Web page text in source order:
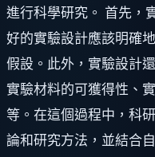
進行科學研究。 首先，
好的實驗設計應該明確
假設。此外，實驗設計
實驗材料的可獲得性、
等。在這個過程中，科
論和研究方法，並結合